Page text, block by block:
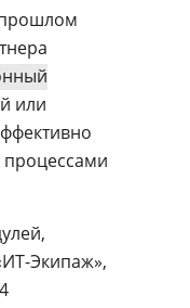
или
Экипаж»,